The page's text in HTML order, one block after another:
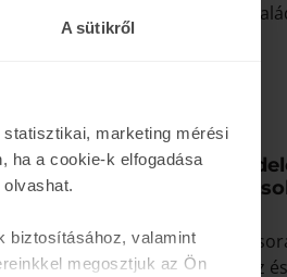
A sütikről
marketing mérési
ha a cookie-k elfogadása
olvashat.
biztosításához, valamint
megosztjuk az Ön
a társasági eseményeket,
Elakadt webshop
Segítünk! Webshop
Elakadt az online rendelés
Kérdése akadt a webáruház